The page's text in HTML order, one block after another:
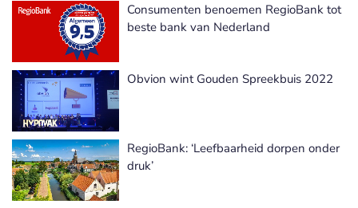
Consumenten benoemen RegioBank tot
beste bank van Nederland
Obvion wint Gouden Spreekbuis 2022
RegioBank: ‘Leefbaarheid dorpen onder
druk’